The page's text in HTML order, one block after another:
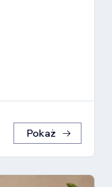
Pokaż